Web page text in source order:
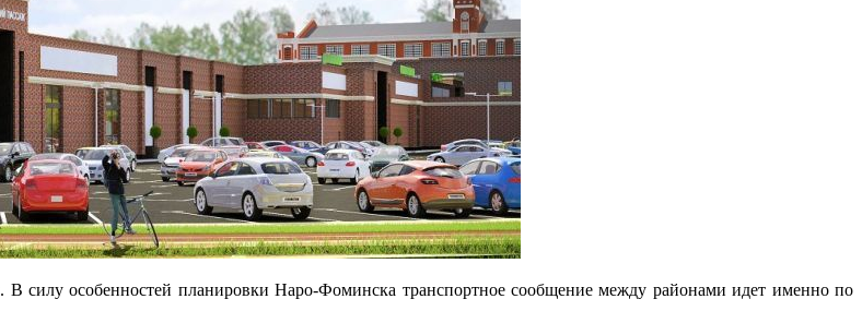
особенностей планировки Наро-Фоминска транспортное сообщение между районами идет именно по